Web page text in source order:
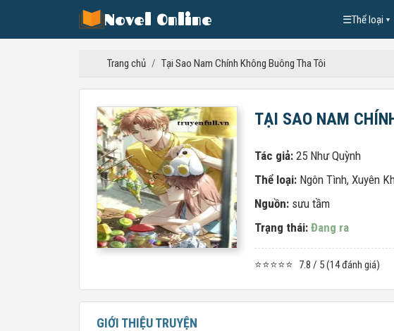
Novel Online ☰Thể loại ▼
Trang chủ / Tại Sao Nam Chính Không Buông Tha Tôi
TẠI SAO NAM
Tác giả: 25 Như Quỳnh
Thể loại: Ngôn Tình, Xuyên
Nguồn: sưu tầm
Trạng thái: Đang ra
⭐⭐⭐⭐⭐ 7.8 / 5 (14 đánh giá)
GIỚI THIỆU TRUYỆN